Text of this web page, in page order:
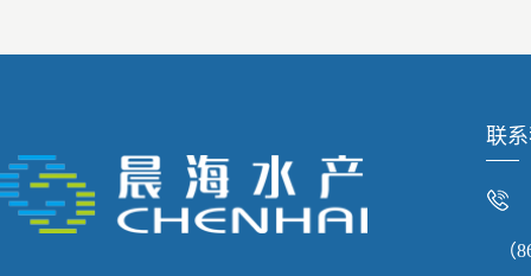
联
（